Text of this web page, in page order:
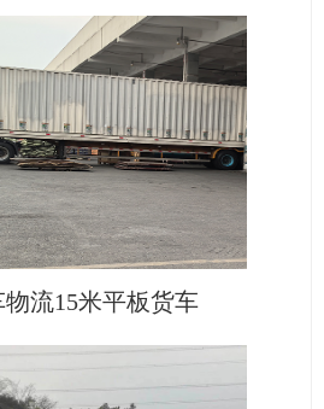
流15米平板货车